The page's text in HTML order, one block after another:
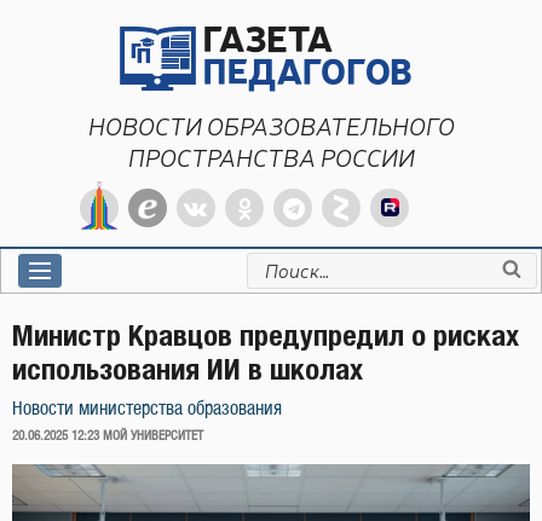
НОВОСТИ ОБРАЗОВАТЕЛЬНОГО
ПРОСТРАНСТВА РОССИИ
Искать:
Министр Кравцов предупредил о рисках
использования ИИ в школах
Новости министерства образования
ОПУБЛИКОВАНО
20.06.2025 12:23 МОЙ УНИВЕРСИТЕТ